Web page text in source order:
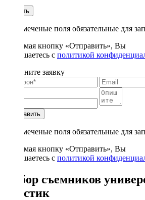
Купить
* - отмеченые поля обязательные для
Нажимая кнопку «Отправить», Вы
соглашаетесь с политикой
Заполните заявку
Отправить
* - отмеченые поля обязательные для
Нажимая кнопку «Отправить», Вы
соглашаетесь с политикой
Набор съемников
пластик